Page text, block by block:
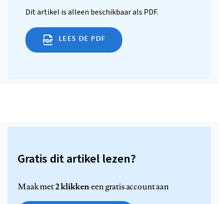
Dit artikel is alleen beschikbaar als PDF.
LEES DE PDF
Gratis dit artikel lezen?
Maak met2 klikkeneen gratis account aan